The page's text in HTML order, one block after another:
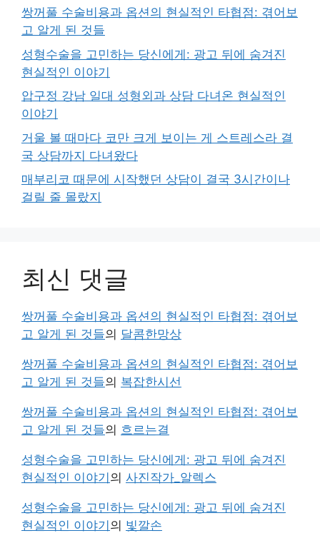
쌍꺼풀 수술비용과 옵션의 현실적인 타협점: 겪어보
고 알게 된 것들
성형수술을 고민하는 당신에게: 광고 뒤에 숨겨진
현실적인 이야기
압구정 강남 일대 성형외과 상담 다녀온 현실적인
이야기
거울 볼 때마다 코만 크게 보이는 게 스트레스라 결
국 상담까지 다녀왔다
매부리코 때문에 시작했던 상담이 결국 3시간이나
걸릴 줄 몰랐지
최신 댓글
쌍꺼풀 수술비용과 옵션의 현실적인 타협점: 겪어보
고 알게 된 것들의 달콤한망상
쌍꺼풀 수술비용과 옵션의 현실적인 타협점: 겪어보
고 알게 된 것들의 복잡한시선
쌍꺼풀 수술비용과 옵션의 현실적인 타협점: 겪어보
고 알게 된 것들의 흐르는결
성형수술을 고민하는 당신에게: 광고 뒤에 숨겨진
현실적인 이야기 의 사진작가_알렉스
성형수술을 고민하는 당신에게: 광고 뒤에 숨겨진
현실적인 이야기 의 빛깔손